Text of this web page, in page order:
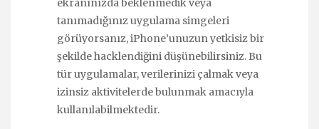
ekranınızda beklenmedik veya
tanımadığınız uygulama simgeleri
görüyorsanız, iPhone’unuzun yetkisiz bir
şekilde hacklendiğini düşünebilirsiniz. Bu
tür uygulamalar, verilerinizi çalmak veya
izinsiz aktivitelerde bulunmak amacıyla
kullanılabilmektedir.